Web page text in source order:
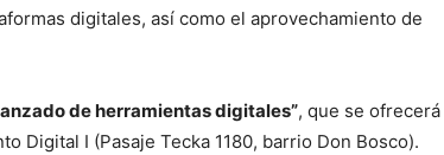
digitales, así como el aprovechamiento de
de herramientas digitales”, que se ofrecerá
Digital I (Pasaje Tecka 1180, barrio Don Bosco).